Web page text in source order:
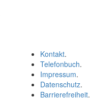
Kontakt.
Telefonbuch.
Impressum.
Datenschutz.
Barrierefreiheit.